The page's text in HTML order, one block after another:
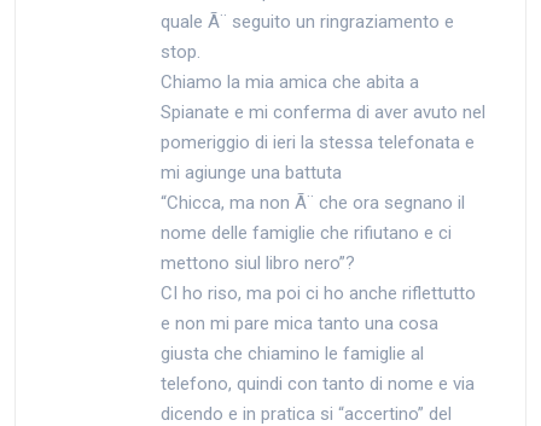
quale Ã¨ seguito un ringraziamento e
stop.
Chiamo la mia amica che abita a
Spianate e mi conferma di aver avuto nel
pomeriggio di ieri la stessa telefonata e
mi agiunge una battuta
“Chicca, ma non Ã¨ che ora segnano il
nome delle famiglie che rifiutano e ci
mettono siul libro nero”?
CI ho riso, ma poi ci ho anche riflettutto
e non mi pare mica tanto una cosa
giusta che chiamino le famiglie al
telefono, quindi con tanto di nome e via
dicendo e in pratica si “accertino” del